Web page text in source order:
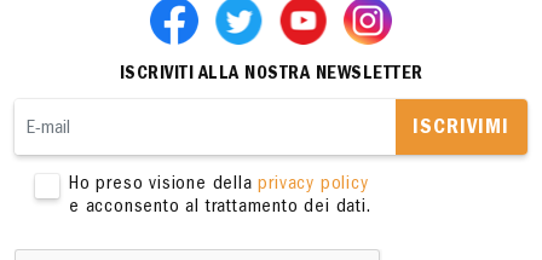
ISCRIVITI ALLA NOSTRA NEWSLETTER
ISCRIVIMI
Ho preso visione dellaprivacy policy
e acconsento al trattamento dei dati.